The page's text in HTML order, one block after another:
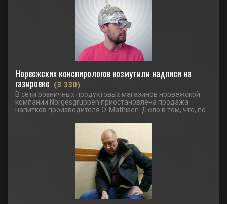
Норвежских конспирологов возмутили надписи на
газировке (3 330)
В сети розничных продуктовых магазинов норвежской
компании Norgesgruppen приостановлена продажа
напитков производителя O. Mathisen. Дело в том, что, по...